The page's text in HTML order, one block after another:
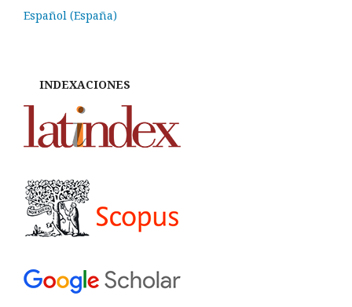
Español (España)
INDEXACIONES